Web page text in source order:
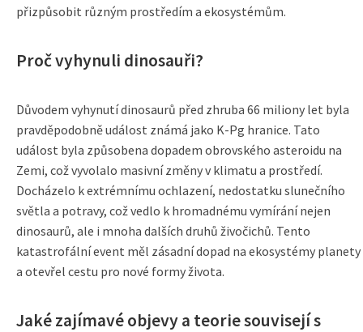
přizpůsobit různým prostředím a ekosystémům.
Proč vyhynuli dinosauři?
Důvodem vyhynutí dinosaurů před zhruba 66 miliony let byla
pravděpodobně událost známá jako K-Pg hranice. Tato
událost byla způsobena dopadem obrovského asteroidu na
Zemi, což vyvolalo masivní změny v klimatu a prostředí.
Docházelo k extrémnímu ochlazení, nedostatku slunečního
světla a potravy, což vedlo k hromadnému vymírání nejen
dinosaurů, ale i mnoha dalších druhů živočichů. Tento
katastrofální event měl zásadní dopad na ekosystémy planety
a otevřel cestu pro nové formy života.
Jaké zajímavé objevy a teorie souvisejí s